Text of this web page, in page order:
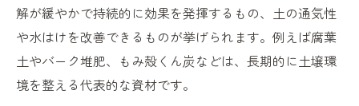
解が緩やかで持続的に効果を発揮するもの、土の通気性
や水はけを改善できるものが挙げられます。例えば腐葉
土やバーク堆肥、もみ殻くん炭などは、長期的に土壌環
境を整える代表的な資材です。